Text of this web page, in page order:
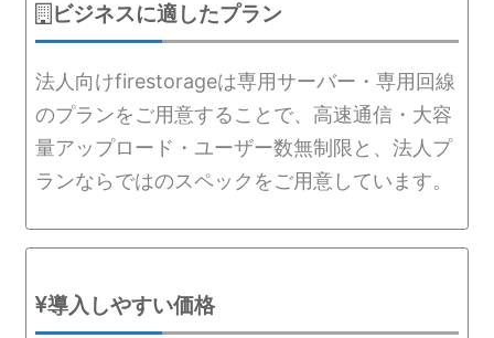
ビジネスに適したプラン
法人向けfirestorageは専用サーバー・専用回線
のプランをご用意することで、高速通信・大容
量アップロード・ユーザー数無制限と、法人プ
ランならではのスペックをご用意しています。
導入しやすい価格